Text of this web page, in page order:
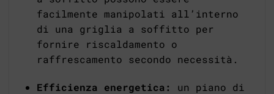
facilmente manipolati all’interno
di una griglia a soffitto per
fornire riscaldamento o
raffrescamento secondo necessità.
Efficienza energetica:
un piano di